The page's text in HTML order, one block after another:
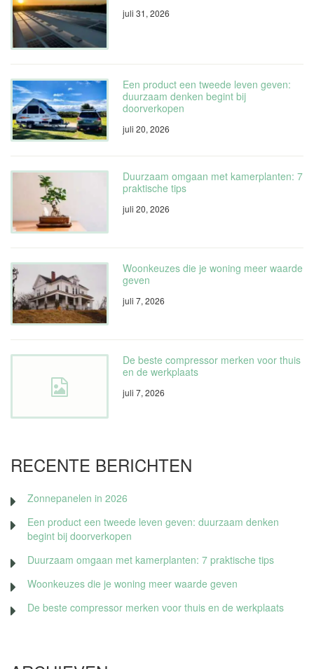
juli 31, 2026
Een product een tweede leven geven:
duurzaam denken begint bij
doorverkopen
juli 20, 2026
Duurzaam omgaan met kamerplanten: 7
praktische tips
juli 20, 2026
Woonkeuzes die je woning meer waarde
geven
juli 7, 2026
De beste compressor merken voor thuis
en de werkplaats
juli 7, 2026
RECENTE BERICHTEN
Zonnepanelen in 2026
Een product een tweede leven geven: duurzaam denken
begint bij doorverkopen
Duurzaam omgaan met kamerplanten: 7 praktische tips
Woonkeuzes die je woning meer waarde geven
De beste compressor merken voor thuis en de werkplaats